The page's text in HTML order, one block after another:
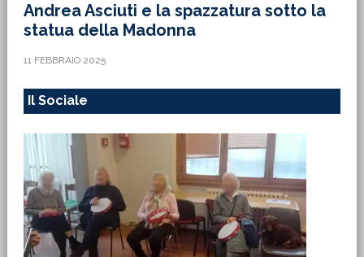
Andrea Asciuti e la spazzatura sotto la
statua della Madonna
11 FEBBRAIO 2025
Il Sociale